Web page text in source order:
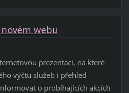
webu
prezentaci, na které
výčtu služeb i přehled
o probíhajících akcích